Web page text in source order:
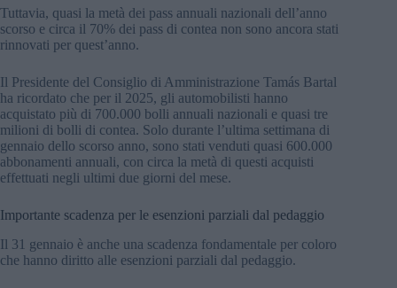
Tuttavia, quasi la metà dei pass annuali nazionali dell’anno
scorso e circa il 70% dei pass di contea non sono ancora stati
rinnovati per quest’anno.
Il Presidente del Consiglio di Amministrazione Tamás Bartal
ha ricordato che per il 2025, gli automobilisti hanno
acquistato più di 700.000 bolli annuali nazionali e quasi tre
milioni di bolli di contea. Solo durante l’ultima settimana di
gennaio dello scorso anno, sono stati venduti quasi 600.000
abbonamenti annuali, con circa la metà di questi acquisti
effettuati negli ultimi due giorni del mese.
Importante scadenza per le esenzioni parziali dal pedaggio
Il 31 gennaio è anche una scadenza fondamentale per coloro
che hanno diritto alle esenzioni parziali dal pedaggio.